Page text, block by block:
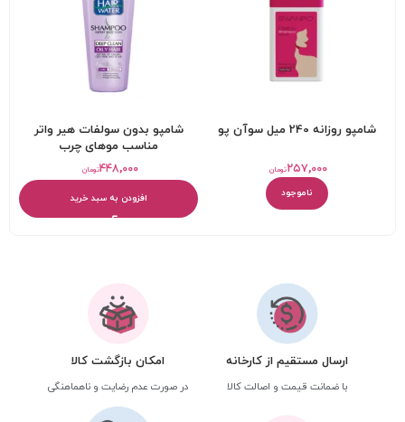
شامپو روزانه 240 میل سوآن پو
تومان۲۵۷,۰۰۰
ناموجود
شامپو بدون سولفات هیر واتر
مناسب موهای چرب
تومان۴۴۸,۰۰۰
افزودن به سبد خرید
ارسال مستقیم از کارخانه
با ضمانت قیمت و اصالت کالا
امکان بازگشت کالا
در صورت عدم رضایت و ناهماهنگی